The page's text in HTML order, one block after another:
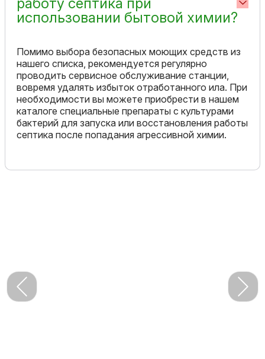
использовании бытовой химии?
Помимо выбора безопасных моющих средств из
нашего списка, рекомендуется регулярно
проводить сервисное обслуживание станции,
вовремя удалять избыток отработанного ила. При
необходимости вы можете приобрести в нашем
каталоге специальные препараты с культурами
бактерий для запуска или восстановления работы
септика после попадания агрессивной химии.